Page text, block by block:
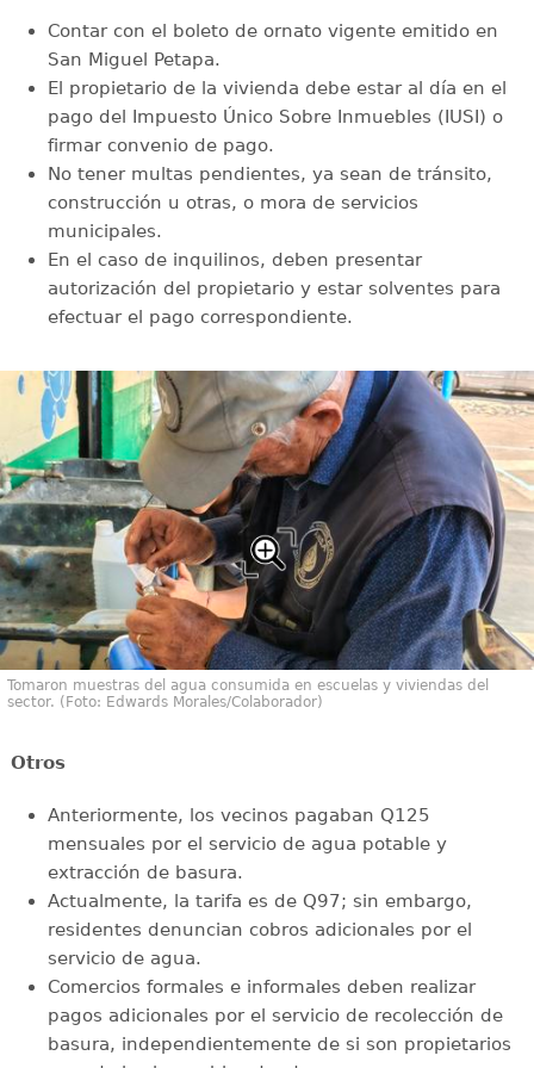
Contar con el boleto de ornato vigente emitido en
San Miguel Petapa.
El propietario de la vivienda debe estar al día en el
pago del Impuesto Único Sobre Inmuebles (IUSI) o
firmar convenio de pago.
No tener multas pendientes, ya sean de tránsito,
construcción u otras, o mora de servicios
municipales.
En el caso de inquilinos, deben presentar
autorización del propietario y estar solventes para
efectuar el pago correspondiente.
Tomaron muestras del agua consumida en escuelas y viviendas del
sector. (Foto: Edwards Morales/Colaborador)
Otros
Anteriormente, los vecinos pagaban Q125
mensuales por el servicio de agua potable y
extracción de basura.
Actualmente, la tarifa es de Q97; sin embargo,
residentes denuncian cobros adicionales por el
servicio de agua.
Comercios formales e informales deben realizar
pagos adicionales por el servicio de recolección de
basura, independientemente de si son propietarios